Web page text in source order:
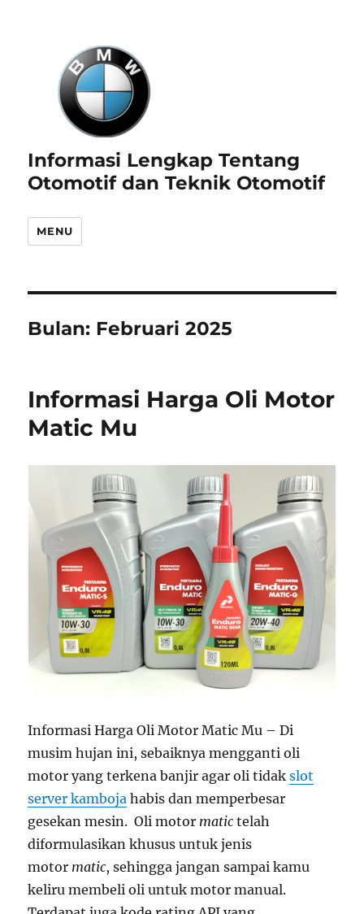
Informasi Lengkap Tentang
Otomotif dan Teknik Otomotif
MENU
Bulan: Februari 2025
Informasi Harga Oli Motor
Matic Mu
Informasi Harga Oli Motor Matic Mu – Di
musim hujan ini, sebaiknya mengganti oli
motor yang terkena banjir agar oli tidakslot
server kamboja habis dan memperbesar
gesekan mesin. Oli motor matic telah
diformulasikan khusus untuk jenis
motor matic, sehingga jangan sampai kamu
keliru membeli oli untuk motor manual.